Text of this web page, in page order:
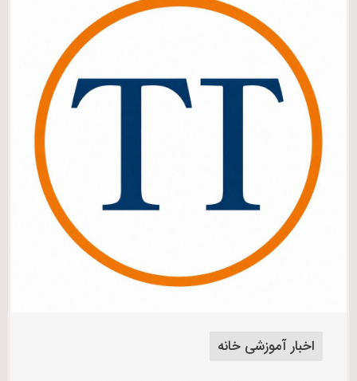
اخبار آموزشی خانه